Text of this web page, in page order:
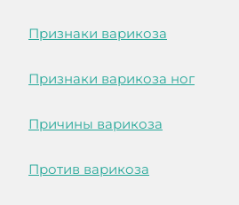
Признаки варикоза
Признаки варикоза ног
Причины варикоза
Против варикоза